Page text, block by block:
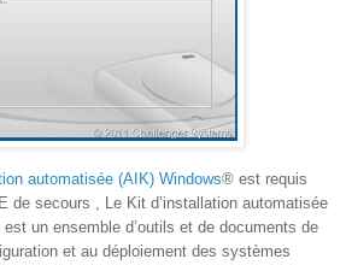
automatisée (AIK) Windows® est requis
de secours , Le Kit d’installation automatisée
un ensemble d’outils et de documents de
et au déploiement des systèmes